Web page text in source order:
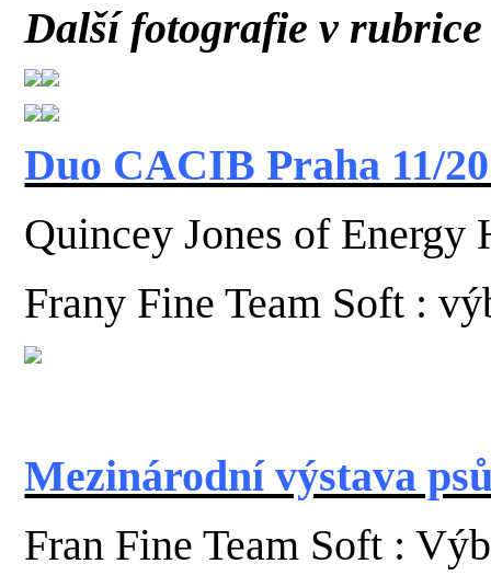
Další fotografie v rubrice
Duo CACIB Praha 11/
Quincey Jones of
Frany Fine Team Soft :
Mezinárodní výstava
Fran Fine Team Soft :